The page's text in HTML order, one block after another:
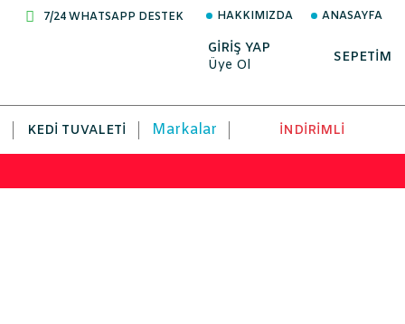
7/24 WHATSAPP DESTEK HAKKIMIZDA ANASAYFA
GİRİŞ YAP
Üye Ol
SEPETİM
KEDI TUVALETI Markalar İNDİRİMLİ